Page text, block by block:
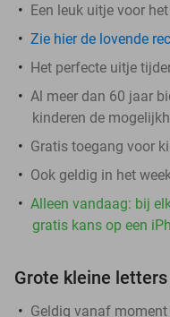
Een leuk uitje voor
Zie hier de lovende
Het perfecte uitje
Al meer dan 60 jaar
kinderen de
Gratis toegang voor
Ook geldig in het
Alleen vandaag: bij
gratis kans op een
Grote kleine letters
Geldig vanaf